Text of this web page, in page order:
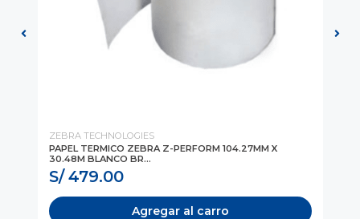
ZEBRA TECHNOLOGIES
PAPEL TERMICO ZEBRA Z-PERFORM 104.27MM X
30.48M BLANCO BR...
S/ 479.00
Agregar al carro